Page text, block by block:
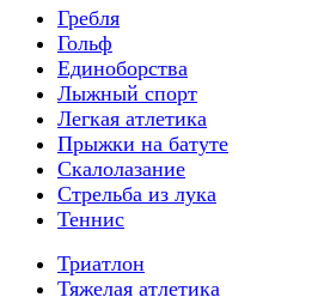
Гребля
Гольф
Единоборства
Лыжный спорт
Легкая атлетика
Прыжки на батуте
Скалолазание
Стрельба из лука
Теннис
Триатлон
Тяжелая атлетика